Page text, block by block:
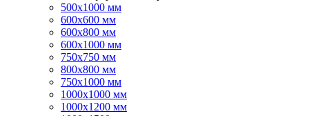
500x1000 мм
600x600 мм
600x800 мм
600x1000 мм
750x750 мм
800x800 мм
750x1000 мм
1000x1000 мм
1000x1200 мм